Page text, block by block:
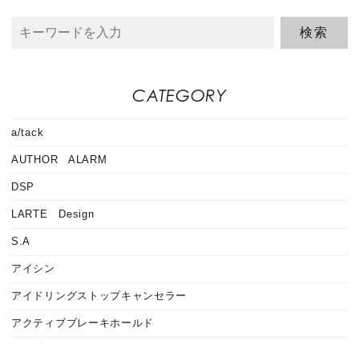
CATEGORY
a/tack
AUTHOR ALARM
DSP
LARTE Design
S.A
アイシン
アイドリングストップキャンセラー
アクティブブレーキホールド